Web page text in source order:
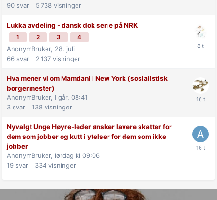
90 svar 5 738 visninger
Lukka avdeling - dansk dok serie på NRK
1 2 3 4
AnonymBruker, 28. juli
66 svar 2 137 visninger
Hva mener vi om Mamdani i New York (sosialistisk
borgermester)
AnonymBruker, I går, 08:41
3 svar 138 visninger
Nyvalgt Unge Høyre-leder ønsker lavere skatter for
dem som jobber og kutt i ytelser for dem som ikke
jobber
AnonymBruker, lørdag kl 09:06
19 svar 334 visninger